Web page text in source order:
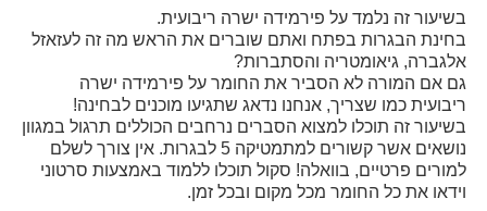
בשיעור זה נלמד על פירמידה ישרה ריבועית.
בחינת הבגרות בפתח ואתם שוברים את הראש מה זה לעזאזל
אלגברה, גיאומטריה והסתברות?
גם אם המורה לא הסביר את החומר על פירמידה ישרה
ריבועית כמו שצריך, אנחנו נדאג שתגיעו מוכנים לבחינה!
בשיעור זה תוכלו למצוא הסברים נרחבים הכוללים תרגול במגוון
נושאים אשר קשורים למתמטיקה 5 לבגרות. אין צורך לשלם
למורים פרטיים, בוואלה! סקול תוכלו ללמוד באמצעות סרטוני
וידאו את כל החומר מכל מקום ובכל זמן.